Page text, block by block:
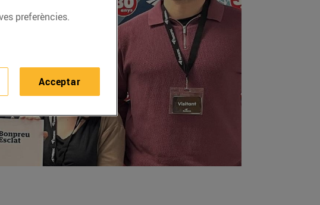
preferències.
Acceptar